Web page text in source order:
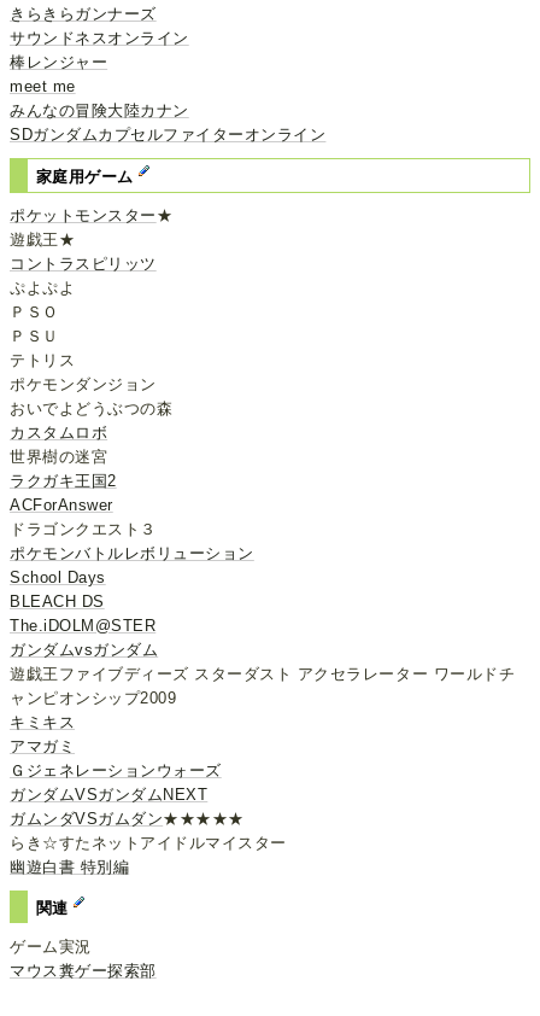
きらきらガンナーズ
サウンドネスオンライン
棒レンジャー
meet me
みんなの冒険大陸カナン
SDガンダムカプセルファイターオンライン
家庭用ゲーム
ポケットモンスター ★
遊戯王★
コントラスピリッツ
ぷよぷよ
ＰＳＯ
ＰＳＵ
テトリス
ポケモンダンジョン
おいでよどうぶつの森
カスタムロボ
世界樹の迷宮
ラクガキ王国2
ACForAnswer
ドラゴンクエスト３
ポケモンバトルレボリューション
School Days
BLEACH DS
The.iDOLM@STER
ガンダムvsガンダム
遊戯王ファイブディーズ スターダスト アクセラレーター ワールドチ
ャンピオンシップ2009
キミキス
アマガミ
Ｇジェネレーションウォーズ
ガンダムVSガンダムNEXT
ガムンダVSガムダン★★★★★
らき☆すたネットアイドルマイスター
幽遊白書 特別編
関連
ゲーム実況
マウス糞ゲー探索部